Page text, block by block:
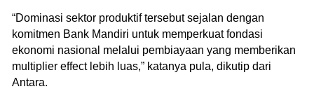
“Dominasi sektor produktif tersebut sejalan dengan
komitmen Bank Mandiri untuk memperkuat fondasi
ekonomi nasional melalui pembiayaan yang memberikan
multiplier effect lebih luas,” katanya pula, dikutip dari
Antara.